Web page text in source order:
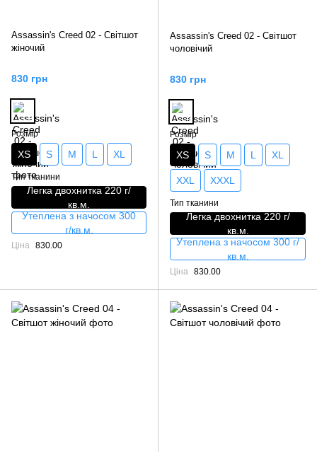
Assassin's Creed 02 - Світшот
жіночий
830 грн
Розмір
XS S M L XL
Тип тканини
Легка двохнитка 220 г/
кв.м.
Утеплена з начосом 300
г/кв.м.
Ціна 830.00
Assassin's Creed 02 - Світшот
чоловічий
830 грн
Розмір
XS S M L XL
XXL XXXL
Тип тканини
Легка двохнитка 220 г/
кв.м.
Утеплена з начосом 300 г/
кв.м.
Ціна 830.00